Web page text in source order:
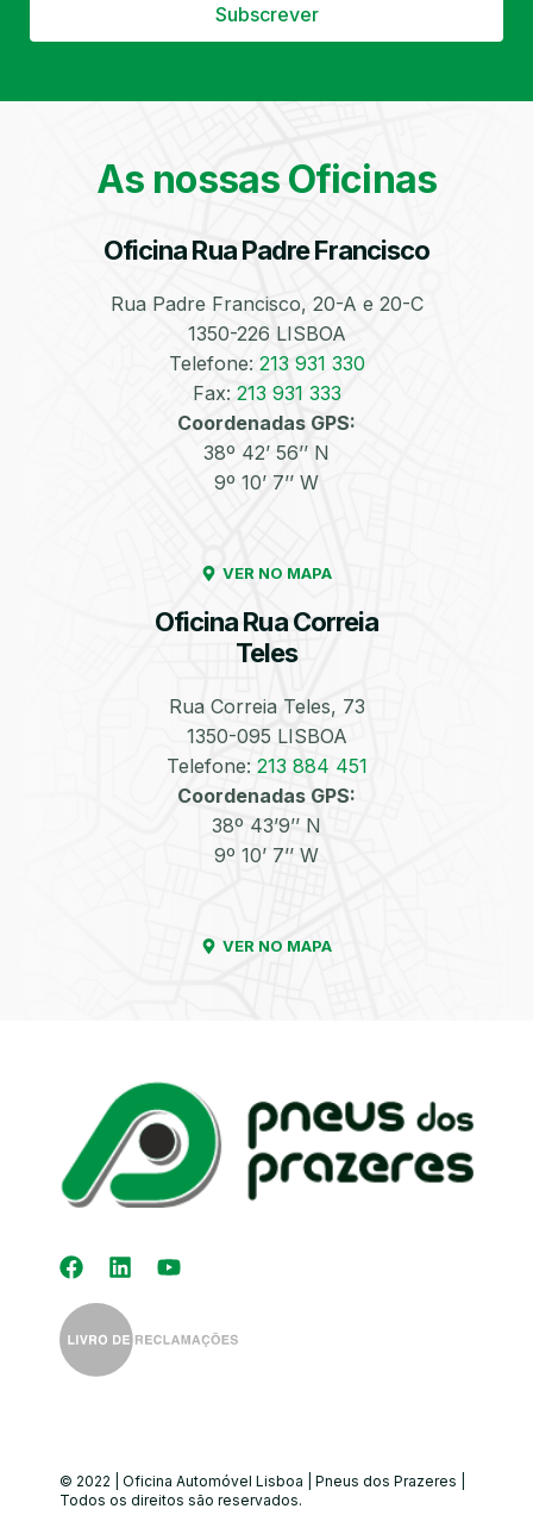
Subscrever
As nossas Oficinas
Oficina Rua Padre Francisco
Rua Padre Francisco, 20-A e 20-C
1350-226 LISBOA
Telefone: 213 931 330
Fax: 213 931 333
Coordenadas GPS:
38º 42’ 56’’ N
9º 10’ 7’’ W
VER NO MAPA
Oficina Rua Correia
Teles
Rua Correia Teles, 73
1350-095 LISBOA
Telefone: 213 884 451
Coordenadas GPS:
38º 43’9’’ N
9º 10’ 7’’ W
VER NO MAPA
© 2022 | Oficina Automóvel Lisboa | Pneus dos Prazeres |
Todos os direitos são reservados.
Filtro de Partículas Óleos
Bate-Chapas
Higienização e
Automóvel
Equilibragem das
Rodas
Desempeno de
Jantes
Kit Distribuição
Diagnóstico